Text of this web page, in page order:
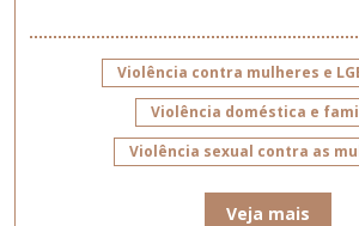
Violência contra mulheres e
Violência doméstica e
Violência sexual contra as
Veja mais